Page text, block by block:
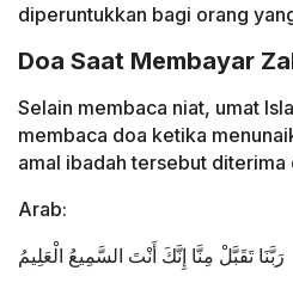
diperuntukkan bagi orang
Doa Saat Membayar
Selain membaca niat, umat
membaca doa ketika
amal ibadah tersebut diterima
Arab:
رَبَّنَا تَقَبَّلْ مِنَّا إِنَّكَ أَنْتَ السَّمِيعُ الْعَلِيمُ